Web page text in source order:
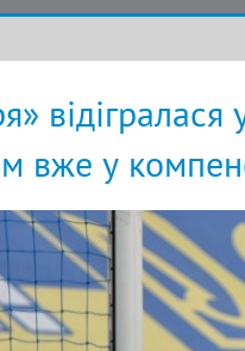
вже у